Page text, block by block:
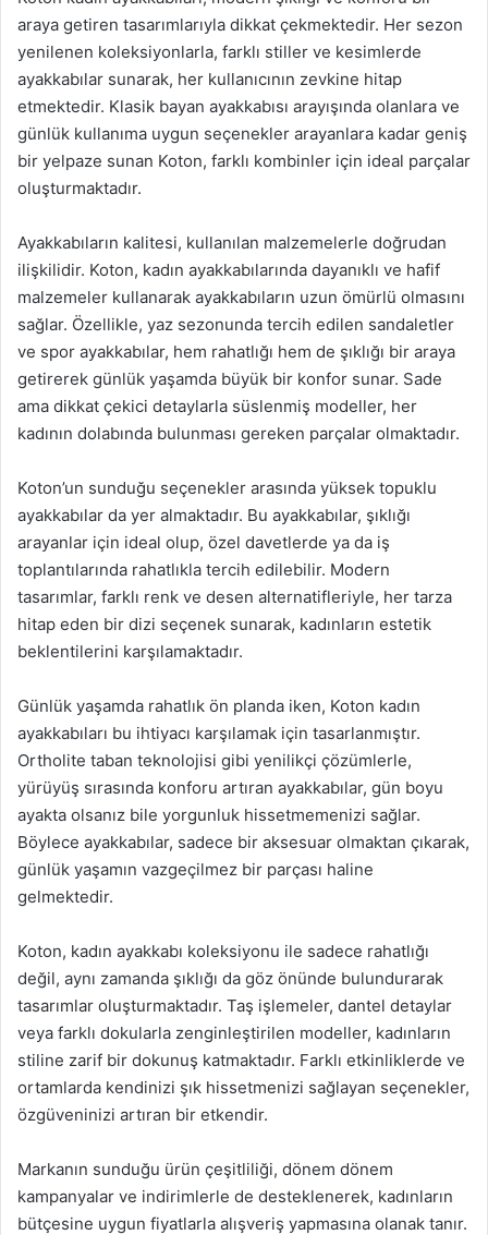
araya getiren tasarımlarıyla dikkat çekmektedir. Her sezon
yenilenen koleksiyonlarla, farklı stiller ve kesimlerde
ayakkabılar sunarak, her kullanıcının zevkine hitap
etmektedir. Klasik bayan ayakkabısı arayışında olanlara ve
günlük kullanıma uygun seçenekler arayanlara kadar geniş
bir yelpaze sunan Koton, farklı kombinler için ideal parçalar
oluşturmaktadır.
Ayakkabıların kalitesi, kullanılan malzemelerle doğrudan
ilişkilidir. Koton, kadın ayakkabılarında dayanıklı ve hafif
malzemeler kullanarak ayakkabıların uzun ömürlü olmasını
sağlar. Özellikle, yaz sezonunda tercih edilen sandaletler
ve spor ayakkabılar, hem rahatlığı hem de şıklığı bir araya
getirerek günlük yaşamda büyük bir konfor sunar. Sade
ama dikkat çekici detaylarla süslenmiş modeller, her
kadının dolabında bulunması gereken parçalar olmaktadır.
Koton’un sunduğu seçenekler arasında yüksek topuklu
ayakkabılar da yer almaktadır. Bu ayakkabılar, şıklığı
arayanlar için ideal olup, özel davetlerde ya da iş
toplantılarında rahatlıkla tercih edilebilir. Modern
tasarımlar, farklı renk ve desen alternatifleriyle, her tarza
hitap eden bir dizi seçenek sunarak, kadınların estetik
beklentilerini karşılamaktadır.
Günlük yaşamda rahatlık ön planda iken, Koton kadın
ayakkabıları bu ihtiyacı karşılamak için tasarlanmıştır.
Ortholite taban teknolojisi gibi yenilikçi çözümlerle,
yürüyüş sırasında konforu artıran ayakkabılar, gün boyu
ayakta olsanız bile yorgunluk hissetmemenizi sağlar.
Böylece ayakkabılar, sadece bir aksesuar olmaktan çıkarak,
günlük yaşamın vazgeçilmez bir parçası haline
gelmektedir.
Koton, kadın ayakkabı koleksiyonu ile sadece rahatlığı
değil, aynı zamanda şıklığı da göz önünde bulundurarak
tasarımlar oluşturmaktadır. Taş işlemeler, dantel detaylar
veya farklı dokularla zenginleştirilen modeller, kadınların
stiline zarif bir dokunuş katmaktadır. Farklı etkinliklerde ve
ortamlarda kendinizi şık hissetmenizi sağlayan seçenekler,
özgüveninizi artıran bir etkendir.
Markanın sunduğu ürün çeşitliliği, dönem dönem
kampanyalar ve indirimlerle de desteklenerek, kadınların
bütçesine uygun fiyatlarla alışveriş yapmasına olanak tanır.